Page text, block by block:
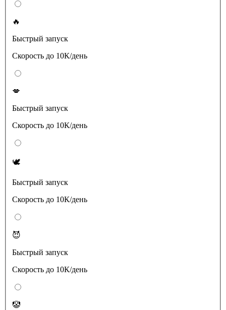
🔥
Быстрый запуск
Скорость до 10К/день
💋
Быстрый запуск
Скорость до 10К/день
🕊
Быстрый запуск
Скорость до 10К/день
😈
Быстрый запуск
Скорость до 10К/день
🤡